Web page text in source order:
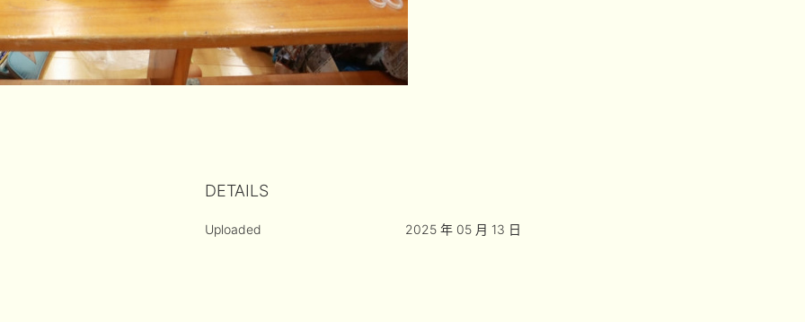
DETAILS
Uploaded 2025 年 05 月 13 日